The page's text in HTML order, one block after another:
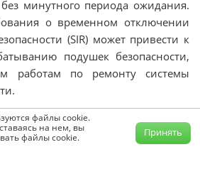
минутного периода ожидания.
о временном отключении
(SIR) может привести к
подушек безопасности,
работам по ремонту системы
подушек безопасности (SIR)
файлы cookie.
на нем, вы
файлы cookie.
Принять